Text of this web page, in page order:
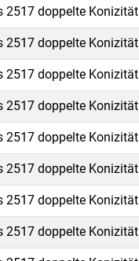
2517 doppelte Konizität
2517 doppelte Konizität
2517 doppelte Konizität
2517 doppelte Konizität
2517 doppelte Konizität
2517 doppelte Konizität
2517 doppelte Konizität
2517 doppelte Konizität